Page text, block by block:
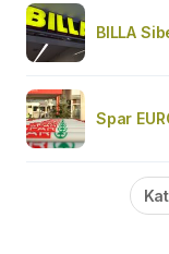
BILLA
Spar